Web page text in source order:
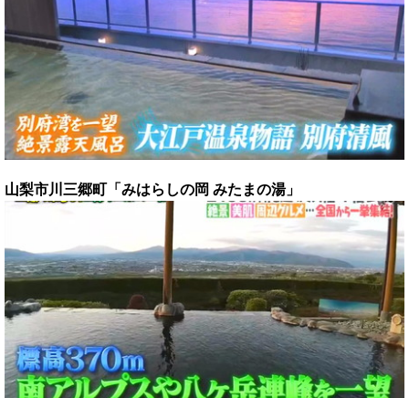
山梨市川三郷町「みはらしの岡 みたまの湯」